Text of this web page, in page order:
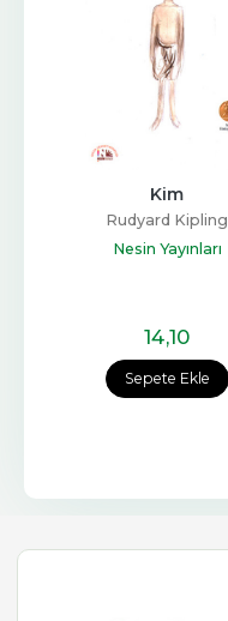
Sepete Ekle
Kim
Rudyard Kipling
Nesin Yayınları
14,10